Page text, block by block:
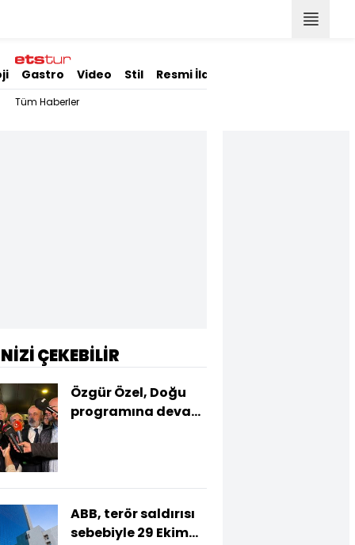
Gastro Video Stil Resmi İlanlar
Tüm Haberler
ÇEKEBİLİR
Özgür Özel, Doğu
programına devam
ABB, terör saldırısı
sebebiyle 29 Ekim